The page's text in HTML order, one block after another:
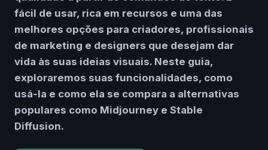
fácil de usar, rica em recursos e uma das
melhores opções para criadores, profissionais
de marketing e designers que desejam dar
vida às suas ideias visuais. Neste guia,
exploraremos suas funcionalidades, como
usá-la e como ela se compara a alternativas
populares como Midjourney e Stable
Diffusion.